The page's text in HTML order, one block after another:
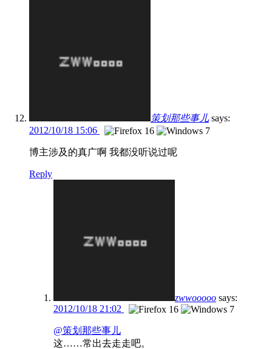
策划那些事儿 says:
2012/10/18 15:06
博主涉及的真广啊 我都没听说过呢
Reply
zwwooooo says:
2012/10/18 21:02
@策划那些事儿
这……常出去走走吧。